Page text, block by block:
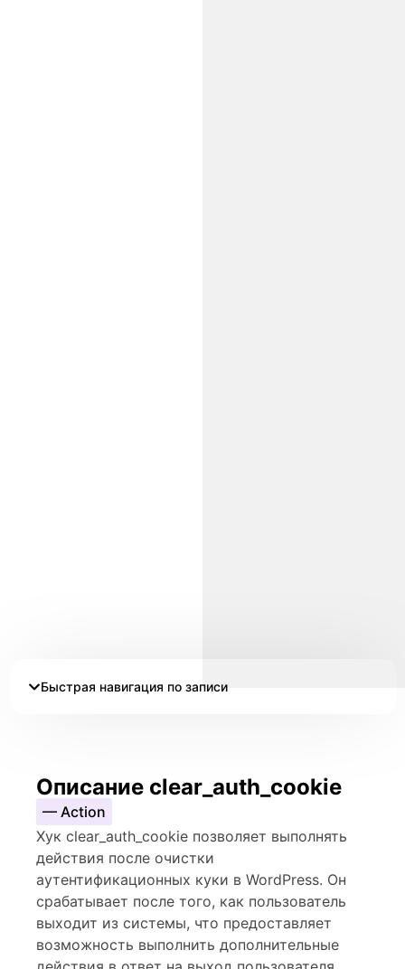
Быстрая навигация по записи
Описание clear_auth_cookie
— Action
Хук clear_auth_cookie позволяет выполнять
действия после очистки
аутентификационных куки в WordPress. Он
срабатывает после того, как пользователь
выходит из системы, что предоставляет
возможность выполнить дополнительные